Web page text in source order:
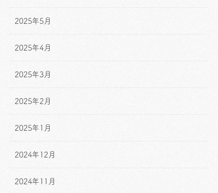
2025年5月
2025年4月
2025年3月
2025年2月
2025年1月
2024年12月
2024年11月